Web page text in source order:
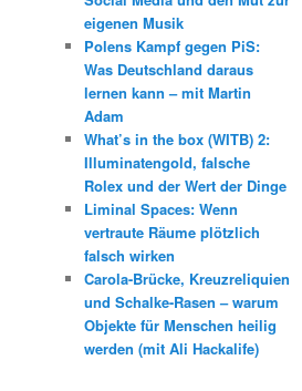
eigenen Musik
Polens Kampf gegen PiS:
Was Deutschland daraus
lernen kann – mit Martin
Adam
What’s in the box (WITB) 2:
Illuminatengold, falsche
Rolex und der Wert der Dinge
Liminal Spaces: Wenn
vertraute Räume plötzlich
falsch wirken
Carola-Brücke, Kreuzreliquien
und Schalke-Rasen – warum
Objekte für Menschen heilig
werden (mit Ali Hackalife)